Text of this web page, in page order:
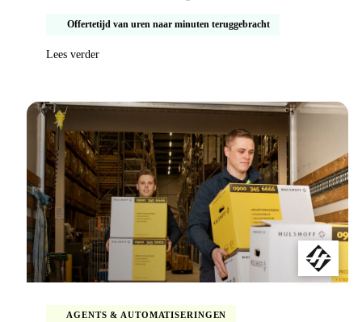
Offertetijd van uren naar minuten teruggebracht
Lees verder
AGENTS & AUTOMATISERINGEN